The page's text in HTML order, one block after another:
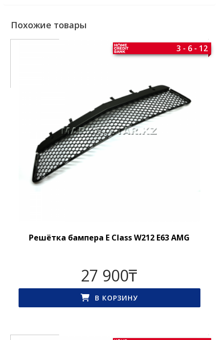
Похожие товары
Решётка бампера E Class W212 E63 AMG
3 - 6 - 12
27 900₸
В КОРЗИНУ